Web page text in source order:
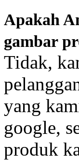
Apakah
gambar
Tidak,
yang
google,
produk